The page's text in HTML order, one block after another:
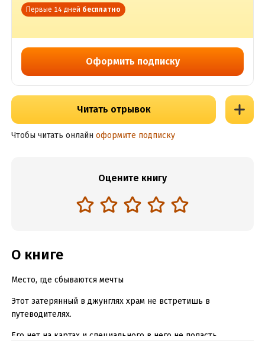
Первые 14 дней бесплатно
Оформить подписку
Читать отрывок
Чтобы читать онлайн оформите подписку
Оцените книгу
О книге
Место, где сбываются мечты
Этот затерянный в джунглях храм не встретишь в
путеводителях.
Его нет на картах и специального в него не попасть.